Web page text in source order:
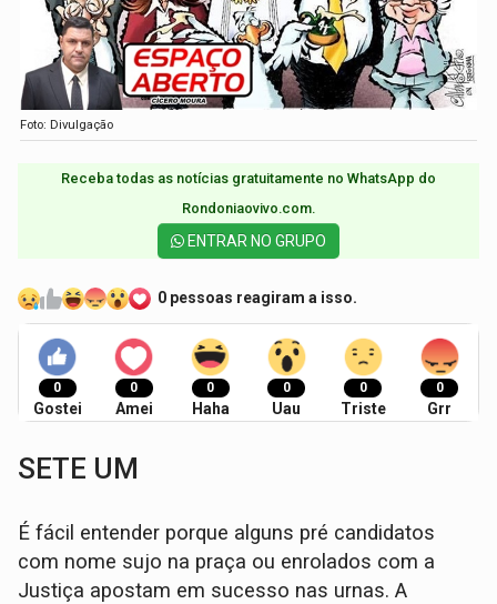
Foto: Divulgação
Receba todas as notícias gratuitamente no WhatsApp do
Rondoniaovivo.com.​
ENTRAR NO GRUPO
0 pessoas reagiram a isso.
0
Gostei
0
Amei
0
Haha
0
Uau
0
Triste
0
Grr
SETE UM
É fácil entender porque alguns pré candidatos
com nome sujo na praça ou enrolados com a
Justiça apostam em sucesso nas urnas. A